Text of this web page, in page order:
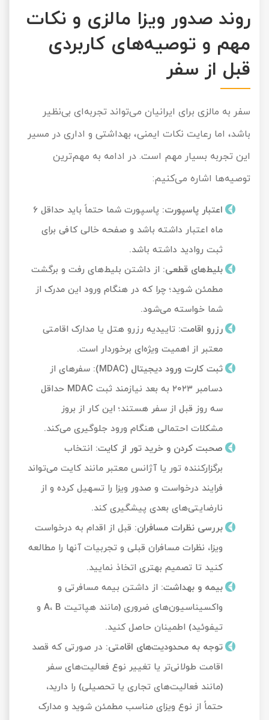
روند صدور ویزا مالزی و نکات
مهم و توصیه‌های کاربردی
قبل از سفر
سفر به مالزی برای ایرانیان می‌تواند تجربه‌ای بی‌نظیر
باشد، اما رعایت نکات ایمنی، بهداشتی و اداری در مسیر
این تجربه بسیار مهم است. در ادامه به مهم‌ترین
توصیه‌ها اشاره می‌کنیم:
اعتبار پاسپورت:
پاسپورت شما حتماً باید حداقل ۶
ماه اعتبار داشته باشد و صفحه خالی کافی برای
ثبت روادید داشته باشد.
بلیط‌های قطعی: از داشتن بلیط‌های رفت و برگشت
مطمئن شوید؛ چرا که در هنگام ورود این مدرک از
شما خواسته می‌شود.
رزرو اقامت: تاییدیه رزرو هتل یا مدارک اقامتی
معتبر از اهمیت ویژه‌ای برخوردار است.
ثبت کارت ورود دیجیتال (MDAC):
سفرهای از
دسامبر ۲۰۲۳ به بعد نیازمند ثبت MDAC حداقل
سه روز قبل از سفر هستند؛ این کار از بروز
مشکلات احتمالی هنگام ورود جلوگیری می‌کند.
صحبت کردن و خرید تور از کایت: انتخاب
برگزارکننده تور یا آژانس معتبر مانند کایت می‌تواند
فرایند درخواست و صدور ویزا را تسهیل کرده و از
نارضایتی‌های بعدی پیشگیری کند.
بررسی نظرات مسافران: قبل از اقدام به درخواست
ویزا، نظرات مسافران قبلی و تجربیات آنها را مطالعه
کنید تا تصمیم بهتری اتخاذ نمایید.
بیمه و بهداشت: از داشتن بیمه مسافرتی و
واکسیناسیون‌های ضروری (مانند هپاتیت A، B و
تیفوئید) اطمینان حاصل کنید.
توجه به محدودیت‌های اقامتی: در صورتی که قصد
اقامت طولانی‌تر یا تغییر نوع فعالیت‌های سفر
(مانند فعالیت‌های تجاری یا تحصیلی) را دارید،
حتماً از نوع ویزای مناسب مطمئن شوید و مدارک